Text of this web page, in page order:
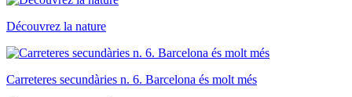
Découvrez la nature
Carreteres secundàries n. 6. Barcelona és molt més